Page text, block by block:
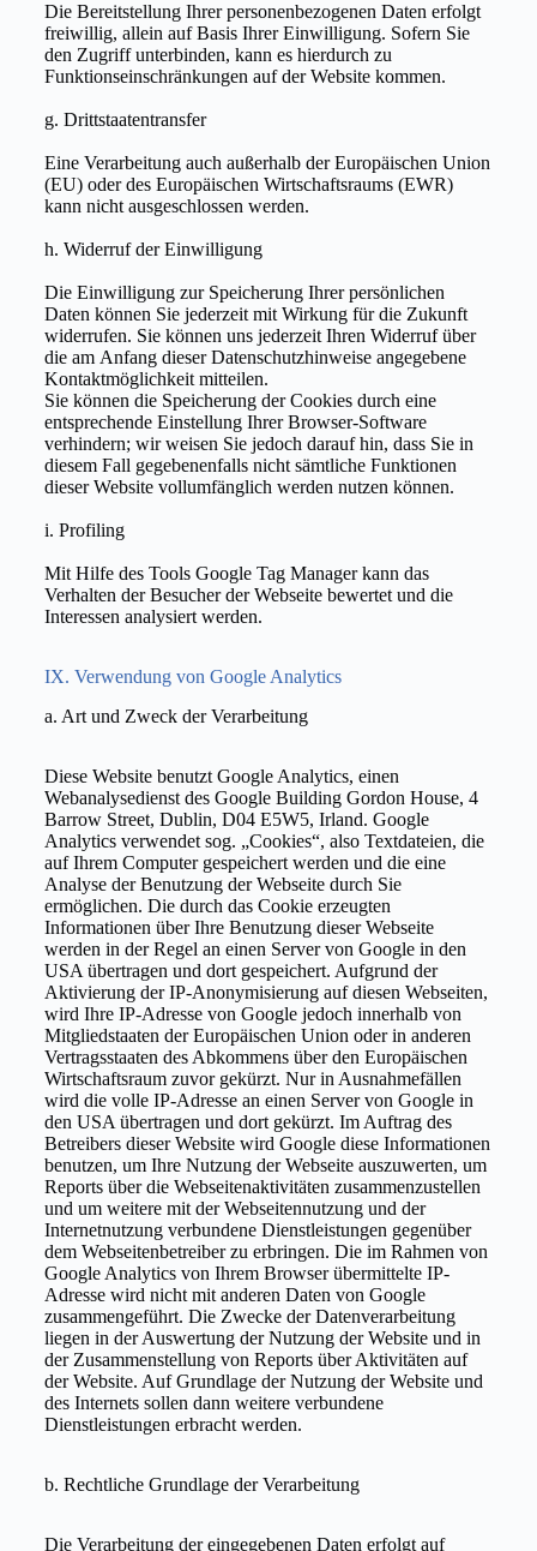
Die Bereitstellung Ihrer personenbezogenen Daten erfolgt
freiwillig, allein auf Basis Ihrer Einwilligung. Sofern Sie
den Zugriff unterbinden, kann es hierdurch zu
Funktionseinschränkungen auf der Website kommen.
g. Drittstaatentransfer
Eine Verarbeitung auch außerhalb der Europäischen Union
(EU) oder des Europäischen Wirtschaftsraums (EWR)
kann nicht ausgeschlossen werden.
h. Widerruf der Einwilligung
Die Einwilligung zur Speicherung Ihrer persönlichen
Daten können Sie jederzeit mit Wirkung für die Zukunft
widerrufen. Sie können uns jederzeit Ihren Widerruf über
die am Anfang dieser Datenschutzhinweise angegebene
Kontaktmöglichkeit mitteilen.
Sie können die Speicherung der Cookies durch eine
entsprechende Einstellung Ihrer Browser-Software
verhindern; wir weisen Sie jedoch darauf hin, dass Sie in
diesem Fall gegebenenfalls nicht sämtliche Funktionen
dieser Website vollumfänglich werden nutzen können.
i. Profiling
Mit Hilfe des Tools Google Tag Manager kann das
Verhalten der Besucher der Webseite bewertet und die
Interessen analysiert werden.
IX. Verwendung von Google Analytics
a. Art und Zweck der Verarbeitung
Diese Website benutzt Google Analytics, einen
Webanalysedienst des Google Building Gordon House, 4
Barrow Street, Dublin, D04 E5W5, Irland. Google
Analytics verwendet sog. „Cookies“, also Textdateien, die
auf Ihrem Computer gespeichert werden und die eine
Analyse der Benutzung der Webseite durch Sie
ermöglichen. Die durch das Cookie erzeugten
Informationen über Ihre Benutzung dieser Webseite
werden in der Regel an einen Server von Google in den
USA übertragen und dort gespeichert. Aufgrund der
Aktivierung der IP-Anonymisierung auf diesen Webseiten,
wird Ihre IP-Adresse von Google jedoch innerhalb von
Mitgliedstaaten der Europäischen Union oder in anderen
Vertragsstaaten des Abkommens über den Europäischen
Wirtschaftsraum zuvor gekürzt. Nur in Ausnahmefällen
wird die volle IP-Adresse an einen Server von Google in
den USA übertragen und dort gekürzt. Im Auftrag des
Betreibers dieser Website wird Google diese Informationen
benutzen, um Ihre Nutzung der Webseite auszuwerten, um
Reports über die Webseitenaktivitäten zusammenzustellen
und um weitere mit der Webseitennutzung und der
Internetnutzung verbundene Dienstleistungen gegenüber
dem Webseitenbetreiber zu erbringen. Die im Rahmen von
Google Analytics von Ihrem Browser übermittelte IP-
Adresse wird nicht mit anderen Daten von Google
zusammengeführt. Die Zwecke der Datenverarbeitung
liegen in der Auswertung der Nutzung der Website und in
der Zusammenstellung von Reports über Aktivitäten auf
der Website. Auf Grundlage der Nutzung der Website und
des Internets sollen dann weitere verbundene
Dienstleistungen erbracht werden.
b. Rechtliche Grundlage der Verarbeitung
Die Verarbeitung der eingegebenen Daten erfolgt auf